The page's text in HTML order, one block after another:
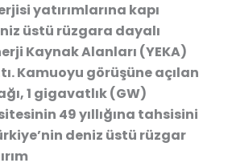
yatırımlarına kapı
üstü rüzgara dayalı
Kaynak Alanları (YEKA)
Kamuoyu görüşüne açılan
1 gigavatlık (GW)
49 yıllığına tahsisini
deniz üstü rüzgar